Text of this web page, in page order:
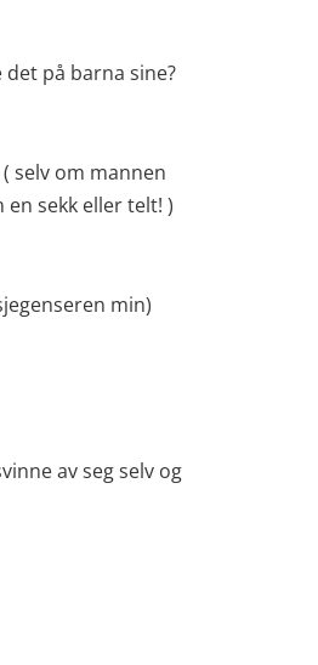
på barna sine?
selv om mannen
sekk eller telt! )
min)
av seg selv og